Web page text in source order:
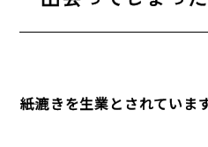
――紙漉きを生業とされてい